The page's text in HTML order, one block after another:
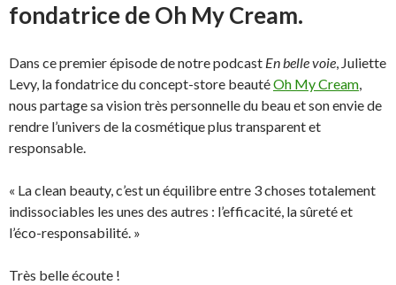
fondatrice de Oh My Cream.
Dans ce premier épisode de notre podcast En belle voie, Juliette
Levy, la fondatrice du concept-store beautéOh My Cream,
nous partage sa vision très personnelle du beau et son envie de
rendre l’univers de la cosmétique plus transparent et
responsable.
« La clean beauty, c’est un équilibre entre 3 choses totalement
indissociables les unes des autres : l’efficacité, la sûreté et
l’éco-responsabilité. »
Très belle écoute !